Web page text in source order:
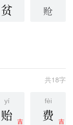
贫
共18字
yí
吉
贻
fèi
吉
费